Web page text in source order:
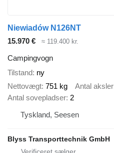
Niewiadów N126NT
15.970 €
≈ 119.400 kr.
Campingvogn
Tilstand ny
Nettovægt 751 kg Antal aksler
Antal sovepladser 2
Tyskland, Seesen
Blyss Transporttechnik GmbH